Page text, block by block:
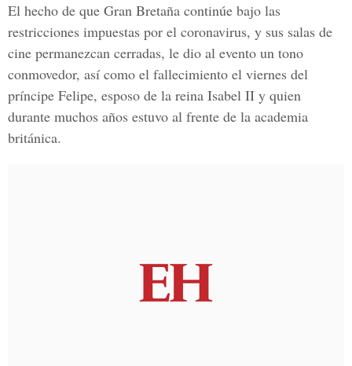
El hecho de que Gran Bretaña continúe bajo las
restricciones impuestas por el coronavirus, y sus salas de
cine permanezcan cerradas, le dio al evento un tono
conmovedor, así como el fallecimiento el viernes del
príncipe Felipe, esposo de la reina Isabel II y quien
durante muchos años estuvo al frente de la academia
británica.